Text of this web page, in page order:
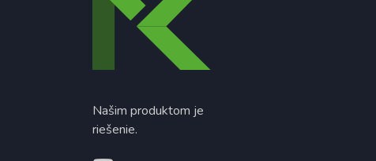
Našim produktom je
riešenie.